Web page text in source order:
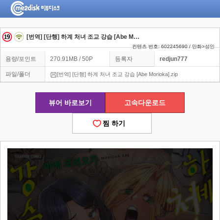
[번역] [단행] 하계 처녀 조교 강습 [Abe Morioka]
컨텐츠 번호: 602245690 / 만화>성인
용량/포인트 270.91MB / 50P 등록자 redjun777
파일/폴더 [번역] [단행] 하계 처녀 조교 강습 [Abe Morioka].zip
뷰어 바로보기 고속다운로드
찜 하기